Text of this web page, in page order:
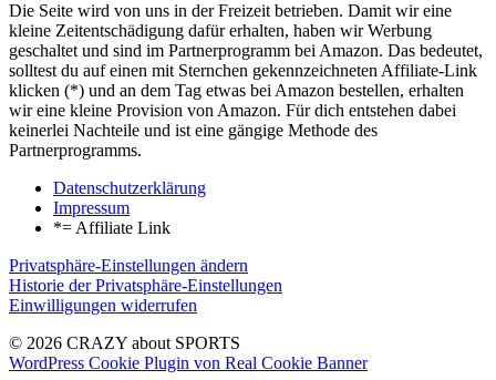
Die Seite wird von uns in der Freizeit betrieben. Damit wir eine
kleine Zeitentschädigung dafür erhalten, haben wir Werbung
geschaltet und sind im Partnerprogramm bei Amazon. Das bedeutet,
solltest du auf einen mit Sternchen gekennzeichneten Affiliate-Link
klicken (*) und an dem Tag etwas bei Amazon bestellen, erhalten
wir eine kleine Provision von Amazon. Für dich entstehen dabei
keinerlei Nachteile und ist eine gängige Methode des
Partnerprogramms.
Datenschutzerklärung
Impressum
*= Affiliate Link
Privatsphäre-Einstellungen ändern
Historie der Privatsphäre-Einstellungen
Einwilligungen widerrufen
© 2026 CRAZY about SPORTS
WordPress Cookie Plugin von Real Cookie Banner